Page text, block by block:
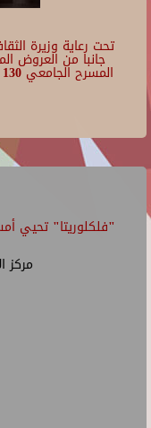
تحت رعاية وزيرة
جانبا من العروض
"فلكلوريتا" تحيي
مركز